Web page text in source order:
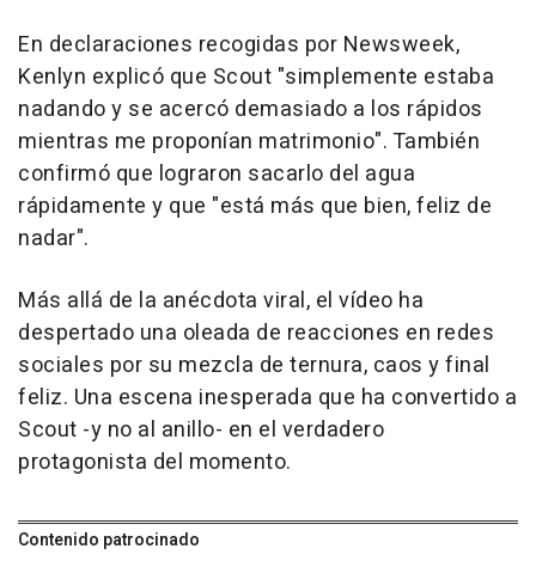
En declaraciones recogidas por Newsweek,
Kenlyn explicó que Scout "simplemente estaba
nadando y se acercó demasiado a los rápidos
mientras me proponían matrimonio". También
confirmó que lograron sacarlo del agua
rápidamente y que "está más que bien, feliz de
nadar".
Más allá de la anécdota viral, el vídeo ha
despertado una oleada de reacciones en redes
sociales por su mezcla de ternura, caos y final
feliz. Una escena inesperada que ha convertido a
Scout -y no al anillo- en el verdadero
protagonista del momento.
Contenido patrocinado